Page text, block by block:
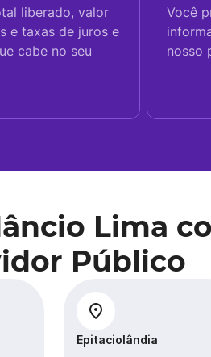
liberado, valor
e taxas de juros e
cabe no seu
Você
nosso
Lima
Público
Epitaciolândia